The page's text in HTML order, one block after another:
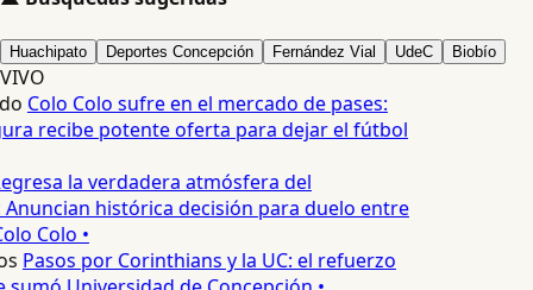
Huachipato Deportes Concepción Fernández Vial UdeC Biobío
VIVO
Colo Colo sufre en el mercado de pases:
recibe potente oferta para dejar el fútbol
la verdadera atmósfera del
histórica decisión para duelo entre
Colo •
Pasos por Corinthians y la UC: el refuerzo